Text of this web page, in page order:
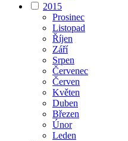
2015
Prosinec
Listopad
Říjen
Září
Srpen
Červenec
Červen
Květen
Duben
Březen
Únor
Leden